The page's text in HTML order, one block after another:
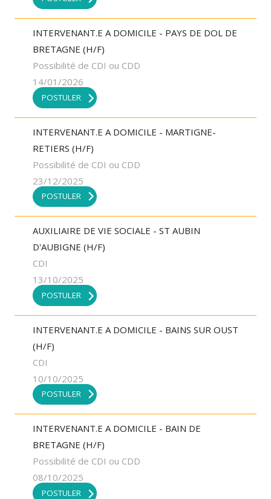
INTERVENANT.E A DOMICILE - PAYS DE DOL DE
BRETAGNE (H/F)
Possibilité de CDI ou CDD
14/01/2026
POSTULER
INTERVENANT.E A DOMICILE - MARTIGNE-
RETIERS (H/F)
Possibilité de CDI ou CDD
23/12/2025
POSTULER
AUXILIAIRE DE VIE SOCIALE - ST AUBIN
D'AUBIGNE (H/F)
CDI
13/10/2025
POSTULER
INTERVENANT.E A DOMICILE - BAINS SUR OUST
(H/F)
CDI
10/10/2025
POSTULER
INTERVENANT.E A DOMICILE - BAIN DE
BRETAGNE (H/F)
Possibilité de CDI ou CDD
08/10/2025
POSTULER